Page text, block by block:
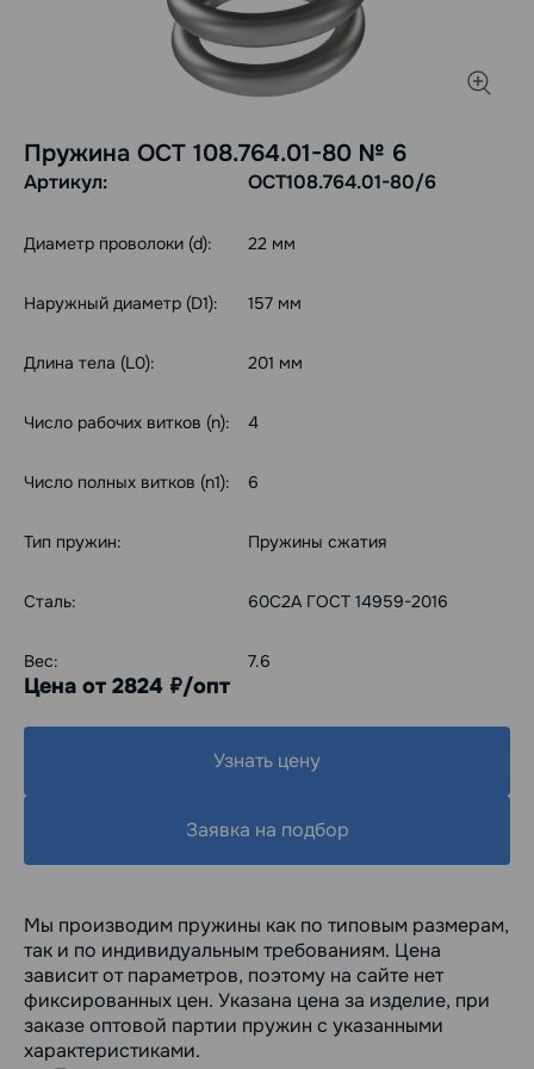
Пружина ОСТ 108.764.01-80 № 6
Артикул: ОСТ108.764.01-80/6
Диаметр проволоки (d): 22 мм
Наружный диаметр (D1): 157 мм
Длина тела (L0): 201 мм
Число рабочих витков (n): 4
Число полных витков (n1): 6
Тип пружин: Пружины сжатия
Сталь: 60С2А ГОСТ 14959-2016
Вес: 7.6
Цена от 2824 руб./опт
Узнать цену
Заявка на подбор
Мы производим пружины как по типовым размерам,
так и по индивидуальным требованиям. Цена
зависит от параметров, поэтому на сайте нет
фиксированных цен. Указана цена за изделие, при
заказе оптовой партии пружин с указанными
характеристиками.